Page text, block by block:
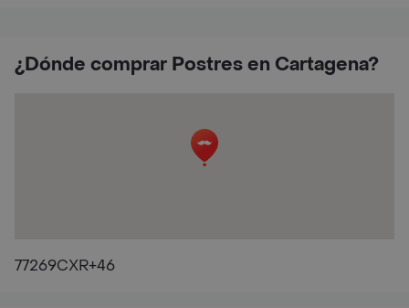
¿Dónde comprar Postres en Cartagena?
77269CXR+46